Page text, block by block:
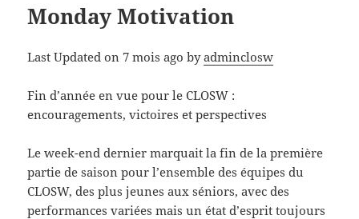
Monday Motivation
Last Updated on 7 mois ago byadminclosw
Find’année en vue pour le CLOSW :
encouragements, victoires et perspectives
Le week-end dernier marquait la fin de la première
partie de saison pour l’ensemble des équipes du
CLOSW, des plus jeunes aux séniors, avec des
performances variées mais un état d’esprit toujours